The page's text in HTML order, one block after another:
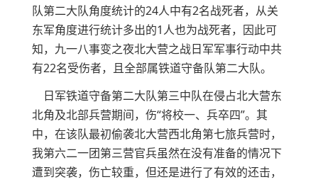
队第二大队角度统计的24人中有2名战死者，从关
东军角度进行统计多出的1人也为战死者，因此可
知，九一八事变之夜北大营之战日军军事行动中共
有22名受伤者，且全部属铁道守备队第二大队。
日军铁道守备第二大队第三中队在侵占北大营东
北角及北部兵营期间，伤“将校一、兵卒四”。其
中，在该队最初偷袭北大营西北角第七旅兵营时，
我第六二一团第三营官兵虽然在没有准备的情况下
遭到突袭，伤亡较重，但还是进行了有效的还击，